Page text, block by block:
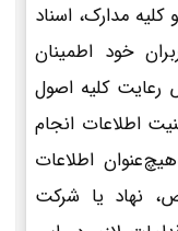
مدارک، اسناد
خود اطمینان
رعایت کلیه اصول
اطلاعات انجام
اطلاعات
نهاد یا شرکت